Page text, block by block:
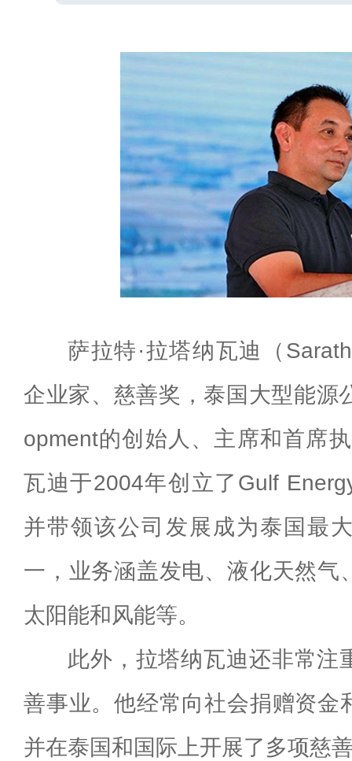
萨拉特·拉塔纳瓦迪（
企业家、慈善奖，泰国大型能源
opment的创始人、主席和首席
瓦迪于2004年创立了Gulf
并带领该公司发展成为泰国最
一，业务涵盖发电、液化天然气
太阳能和风能等。
此外，拉塔纳瓦迪还非常注
善事业。他经常向社会捐赠资金
并在泰国和国际上开展了多项慈